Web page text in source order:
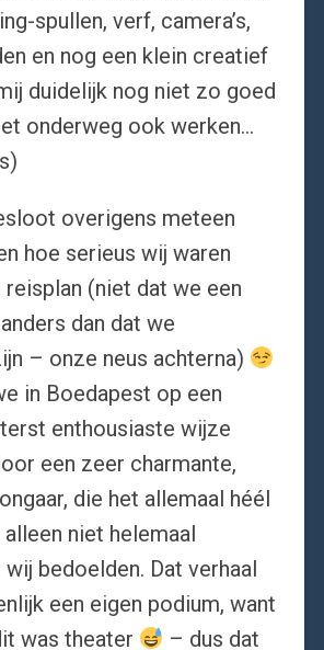
spullen, verf, camera’s,
en nog een klein creatief
duidelijk nog niet zo goed
onderweg ook werken…
overigens meteen
hoe serieus wij waren
(niet dat we een
dan dat we
– onze neus achterna)
in Boedapest op een
enthousiaste wijze
een zeer charmante,
die het allemaal héél
niet helemaal
bedoelden. Dat verhaal
een eigen podium, want
was theater
– dus dat